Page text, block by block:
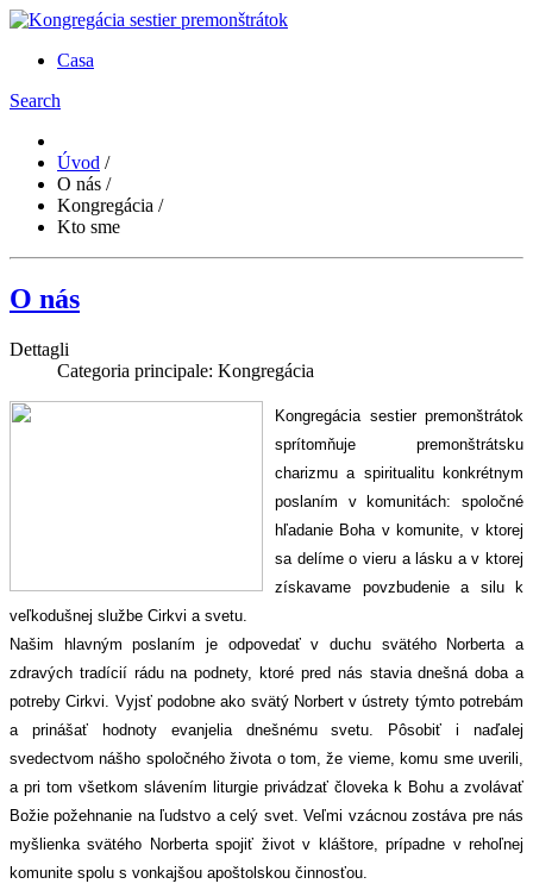
Casa
Search
Úvod /
O nás /
Kongregácia /
Kto sme
O nás
Dettagli
Categoria principale: Kongregácia
Kongregácia sestier premonštrátok
sprítomňuje premonštrátsku
charizmu a spiritualitu konkrétnym
poslaním v komunitách: spoločné
hľadanie Boha v komunite, v ktorej
sa delíme o vieru a lásku a v ktorej
získavame povzbudenie a silu k
veľkodušnej službe Cirkvi a svetu.
Našim hlavným poslaním je odpovedať v duchu svätého Norberta a
zdravých tradícií rádu na podnety, ktoré pred nás stavia dnešná doba a
potreby Cirkvi. Vyjsť podobne ako svätý Norbert v ústrety týmto potrebám
a prinášať hodnoty evanjelia dnešnému svetu. Pôsobiť i naďalej
svedectvom nášho spoločného života o tom, že vieme, komu sme uverili,
a pri tom všetkom slávením liturgie privádzať človeka k Bohu a zvolávať
Božie požehnanie na ľudstvo a celý svet. Veľmi vzácnou zostáva pre nás
myšlienka svätého Norberta spojiť život v kláštore, prípadne v rehoľnej
komunite spolu s vonkajšou apoštolskou činnosťou.